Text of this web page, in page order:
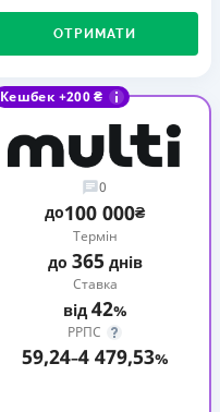
ОТРИМАТИ
Кешбек +200 ₴
0
до100 000₴
Термін
до 365днів
Ставка
від 42%
РРПС
59,24–4 479,53%